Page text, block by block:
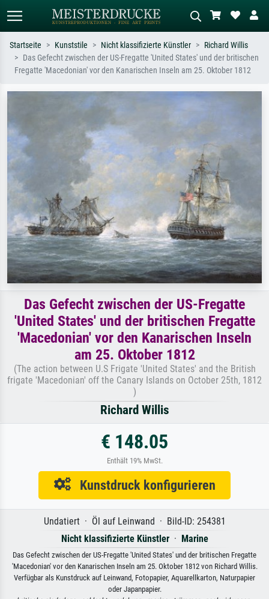
Standardsuche KI-Bildersuche
Sternennacht, Impressionismus, Welle
Hokusai, Akt.
Wiese, Abstrakt mit viel Rot, Dunkles
Startseite Kunststile Nicht klassifizierte Künstler
Richard Willis
Das Gefecht zwischen der US-Fregatte 'United States' und der britischen
Fregatte 'Macedonian' vor den Kanarischen Inseln am 25. Oktober 1812
Das Gefecht zwischen der US-Fregatte
'United States' und der britischen Fregatte
'Macedonian' vor den Kanarischen Inseln
am 25. Oktober 1812
(The action between U.S Frigate 'United States' and the British
frigate 'Macedonian' off the Canary Islands on October 25th, 1812
)
Richard Willis
€ 148.05
Enthält 19% MwSt.
Kunstdruck konfigurieren
Undatiert · Öl auf Leinwand · Bild-ID: 254381
Nicht klassifizierte Künstler· Marine
Das Gefecht zwischen der US-Fregatte 'United States' und der britischen Fregatte
'Macedonian' vor den Kanarischen Inseln am 25. Oktober 1812 von Richard Willis.
Verfügbar als Kunstdruck auf Leinwand, Fotopapier, Aquarellkarton, Naturpapier
oder Japanpapier.